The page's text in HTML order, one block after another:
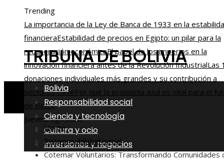
Trending
La importancia de la Ley de Banca de 1933 en la
financieraEstabilidad de precios en Egipto: un pilar para la
recuperación económicaEl papel de los imperios en la
innovación financiera antes de la Revolución IndustrialLas
donaciones individuales más grandes y su contribución a
sectores clavePor qué la economía azul es vital para el
de Belice
jueves, agosto 6
TRIBUNA DE BOLIVIA
Bolivia
Responsabilidad social
Ciencia y tecnología
Cultura y ocio
Inversiones y negocios
Home
Responsabilidad social
Cotemar Voluntarios: Transformando Comunidades